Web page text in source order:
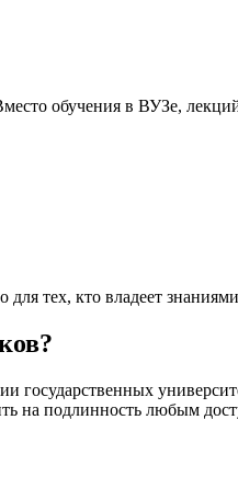
обучения в ВУЗе,
тех, кто владеет
на подлинность любым